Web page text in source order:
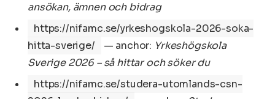
ansökan, ämnen och bidrag
https://nifamc.se/yrkeshogskola-2026-soka-
hitta-sverige/
— anchor: Yrkeshögskola
Sverige 2026 – så hittar och söker du
https://nifamc.se/studera-utomlands-csn-